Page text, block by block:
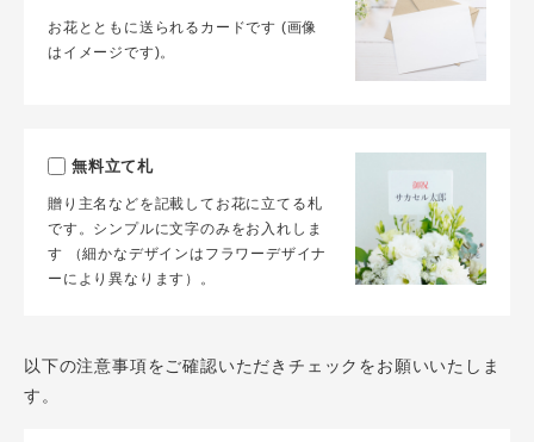
お花とともに送られるカードです (画像
はイメージです)。
無料立て札
贈り主名などを記載してお花に立てる札
です。シンプルに文字のみをお入れしま
す （細かなデザインはフラワーデザイナ
ーにより異なります）。
以下の注意事項をご確認いただきチェックをお願いいたしま
す。